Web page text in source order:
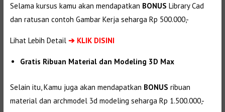
Selama kursus kamu akan mendapatkan BONUS Library Cad
dan ratusan contoh Gambar Kerja seharga Rp 500.000,-
Lihat Lebih Detail ➔ KLIK DISINI
Gratis Ribuan Material dan Modeling 3D Max
Selain itu, Kamu juga akan mendapatkan BONUS ribuan
material dan archmodel 3d modeling seharga Rp 1.500.000,-